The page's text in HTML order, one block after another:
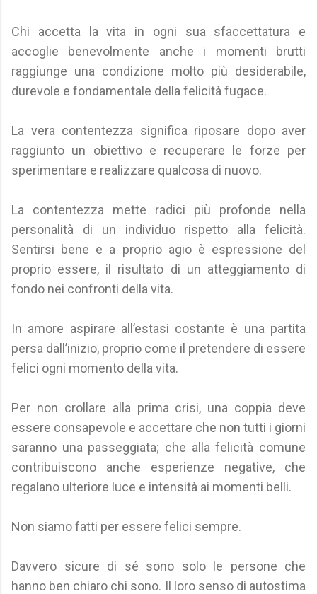
Chi accetta la vita in ogni sua sfaccettatura e
accoglie benevolmente anche i momenti brutti
raggiunge una condizione molto più desiderabile,
durevole e fondamentale della felicità fugace.
La vera contentezza significa riposare dopo aver
raggiunto un obiettivo e recuperare le forze per
sperimentare e realizzare qualcosa di nuovo.
La contentezza mette radici più profonde nella
personalità di un individuo rispetto alla felicità.
Sentirsi bene e a proprio agio è espressione del
proprio essere, il risultato di un atteggiamento di
fondo nei confronti della vita.
In amore aspirare all’estasi costante è una partita
persa dall’inizio, proprio come il pretendere di essere
felici ogni momento della vita.
Per non crollare alla prima crisi, una coppia deve
essere consapevole e accettare che non tutti i giorni
saranno una passeggiata; che alla felicità comune
contribuiscono anche esperienze negative, che
regalano ulteriore luce e intensità ai momenti belli.
Non siamo fatti per essere felici sempre.
Davvero sicure di sé sono solo le persone che
hanno ben chiaro chi sono. Il loro senso di autostima